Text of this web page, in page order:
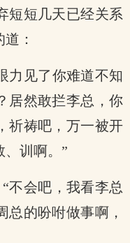
短短几天已经关系
：
力见了你难道不知
居然敢拦李总，你
祈祷吧，万一被开
、训啊。”
不会吧，我看李总
总的吩咐做事啊，